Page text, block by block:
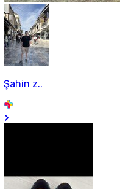
Şahin z..